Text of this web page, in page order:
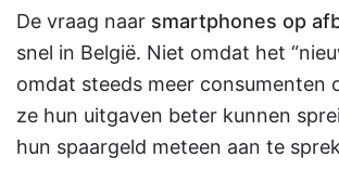
De vraag naar smartphones op
snel in België. Niet omdat het
omdat steeds meer consumenten
ze hun uitgaven beter kunnen
hun spaargeld meteen aan te